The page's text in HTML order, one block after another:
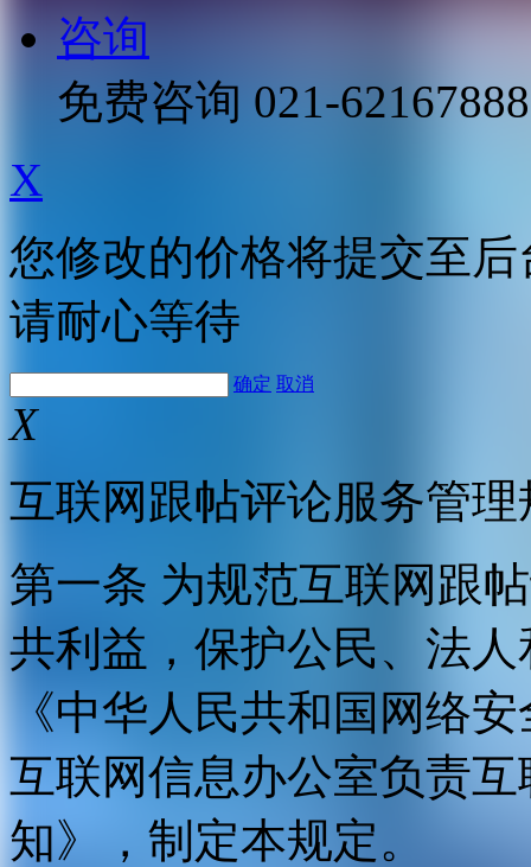
咨询
免费咨询 021-62167888
X
您修改的价格将提交至
请耐心等待
确定 取消
X
互联网跟帖评论服务管理
第一条 为规范互联网跟
共利益，保护公民、法
《中华人民共和国网络
互联网信息办公室负责
知》，制定本规定。